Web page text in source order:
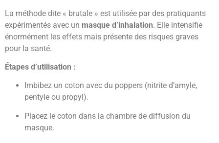
La méthode dite « brutale » est utilisée par des pratiquants
expérimentés avec un masque d’inhalation. Elle intensifie
énormément les effets mais présente des risques graves
pour la santé.
Étapes d’utilisation :
Imbibez un coton avec du poppers (nitrite d’amyle,
pentyle ou propyl).
Placez le coton dans la chambre de diffusion du
masque.